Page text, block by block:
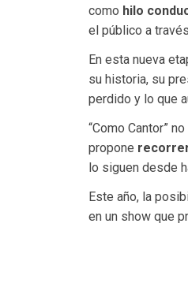
como hilo
el público a
En esta nueva
su historia, su
perdido y lo que
“Como Cantor”
propone
lo siguen desde
Este año, la
en un show que